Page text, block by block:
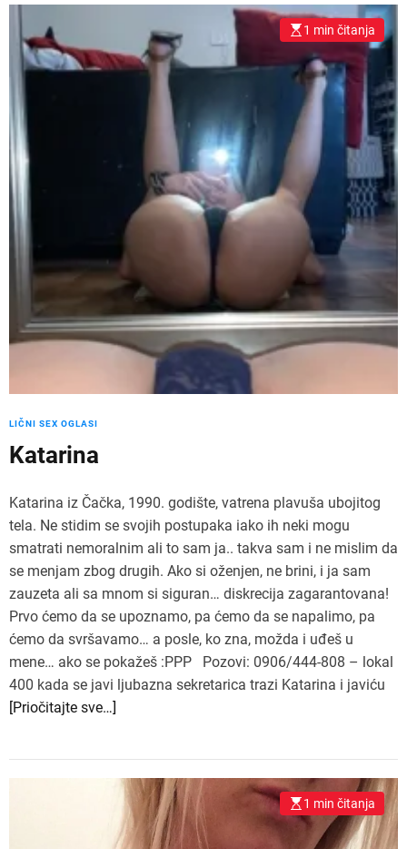
1 min čitanja
LIČNI SEX OGLASI
Katarina
Katarina iz Čačka, 1990. godište, vatrena plavuša ubojitog
tela. Ne stidim se svojih postupaka iako ih neki mogu
smatrati nemoralnim ali to sam ja.. takva sam i ne mislim da
se menjam zbog drugih. Ako si oženjen, ne brini, i ja sam
zauzeta ali sa mnom si siguran… diskrecija zagarantovana!
Prvo ćemo da se upoznamo, pa ćemo da se napalimo, pa
ćemo da svršavamo… a posle, ko zna, možda i uđeš u
mene… ako se pokažeš :PPP Pozovi: 0906/444-808 – lokal
400 kada se javi ljubazna sekretarica trazi Katarina i javiću
[Priočitajte sve…]
1 min čitanja